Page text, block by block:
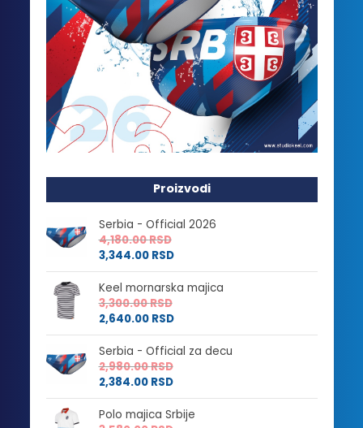
Proizvodi
Serbia - Official 2026
4,180.00RSD
3,344.00 RSD
Keel mornarska majica
3,300.00RSD
2,640.00 RSD
Serbia - Official za decu
2,980.00RSD
2,384.00 RSD
Polo majica Srbije